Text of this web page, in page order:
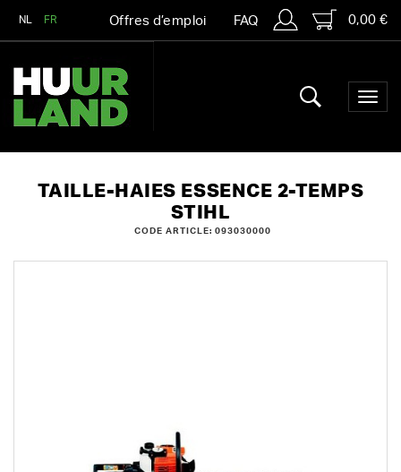
NL FR Offres d’emploi FAQ 0,00 €
TAILLE-HAIES ESSENCE 2-TEMPS
STIHL
CODE ARTICLE: 093030000